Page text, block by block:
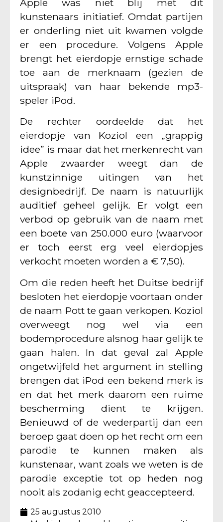
Apple was niet blij met dit
kunstenaars initiatief. Omdat partijen
er onderling niet uit kwamen volgde
er een procedure. Volgens Apple
brengt het eierdopje ernstige schade
toe aan de merknaam (gezien de
uitspraak) van haar bekende mp3-
speler iPod.
De rechter oordeelde dat het
eierdopje van Koziol een „grappig
idee” is maar dat het merkenrecht van
Apple zwaarder weegt dan de
kunstzinnige uitingen van het
designbedrijf. De naam is natuurlijk
auditief geheel gelijk. Er volgt een
verbod op gebruik van de naam met
een boete van 250.000 euro (waarvoor
er toch eerst erg veel eierdopjes
verkocht moeten worden a € 7,50).
Om die reden heeft het Duitse bedrijf
besloten het eierdopje voortaan onder
de naam Pott te gaan verkopen. Koziol
overweegt nog wel via een
bodemprocedure alsnog haar gelijk te
gaan halen. In dat geval zal Apple
ongetwijfeld het argument in stelling
brengen dat iPod een bekend merk is
en dat het merk daarom een ruime
bescherming dient te krijgen.
Benieuwd of de wederpartij dan een
beroep gaat doen op het recht om een
parodie te kunnen maken als
kunstenaar, want zoals we weten is de
parodie exceptie tot op heden nog
nooit als zodanig echt geaccepteerd.
25 augustus 2010